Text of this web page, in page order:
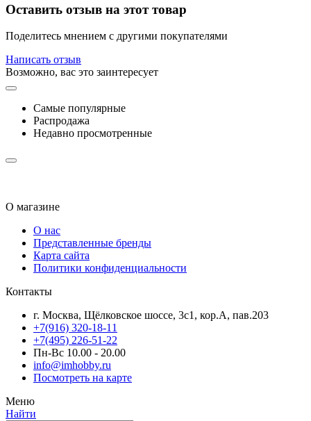
Оставить отзыв на этот товар
Поделитесь мнением с другими покупателями
Написать отзыв
Возможно, вас это заинтересует
Самые популярные
Распродажа
Недавно просмотренные
О магазине
О нас
Представленные бренды
Карта сайта
Политики конфиденциальности
Контакты
г. Москва, Щёлковское шоссе, 3с1, кор.А, пав.203
+7(916) 320-18-11
+7(495) 226-51-22
Пн-Вс 10.00 - 20.00
info@imhobby.ru
Посмотреть на карте
Меню
Найти